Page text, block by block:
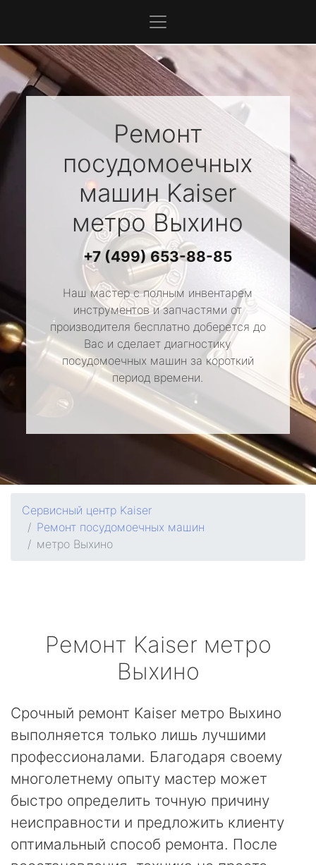
Ремонт
посудомоечных
машинKaiser
метро Выхино
+7 (499) 653-88-85
Наш мастер с полным инвентарем
инструментов и запчастями от
производителя бесплатно доберется до
Вас и сделает диагностику
посудомоечных машин за короткий
период времени.
Сервисный центр Kaiser
Ремонт посудомоечных машин
метро Выхино
Ремонт Kaiser метро
Выхино
Срочный ремонт Kaiser метро Выхино
выполняется только лишь лучшими
профессионалами. Благодаря своему
многолетнему опыту мастер может
быстро определить точную причину
неисправности и предложить клиенту
оптимальный способ ремонта. После